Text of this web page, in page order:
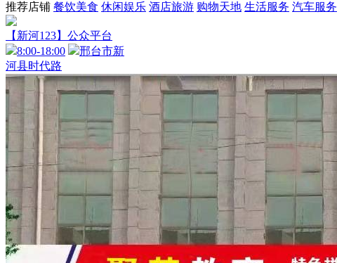
推荐店铺 餐饮美食 休闲娱乐 酒店旅游 购物天地 生活服务 汽车服务
【新河123】公众平台
8:00-18:00
邢台市新
河县时代路